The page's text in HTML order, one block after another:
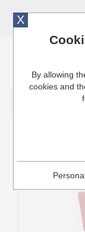
Cuisinresto:
X
By allowing
cookies and